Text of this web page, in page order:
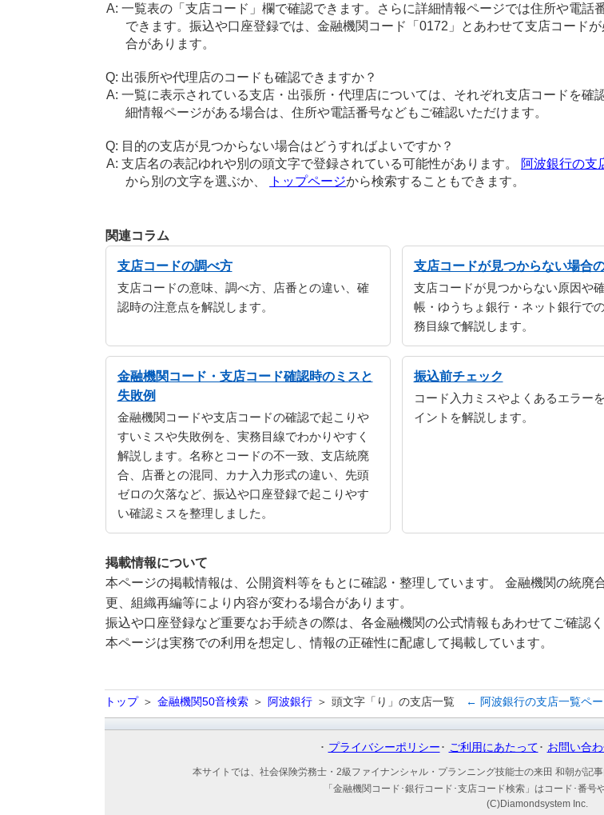
一覧表の「支店コード」欄で確認できます。さらに詳細情報ページでは住所や電話
できます。振込や口座登録では、金融機関コード「0172」とあわせて支店コード
合があります。
出張所や代理店のコードも確認できますか？
一覧に表示されている支店・出張所・代理店については、それぞれ支店コードを確
細情報ページがある場合は、住所や電話番号などもご確認いただけます。
目的の支店が見つからない場合はどうすればよいですか？
支店名の表記ゆれや別の頭文字で登録されている可能性があります。
阿波銀行の支
から別の文字を選ぶか、
トップページから検索することもできます。
関連コラム
支店コードの調べ方
支店コードの意味、調べ方、店番との違い、確
認時の注意点を解説します。
支店コードが見つからない場合
支店コードが見つからない原因や
帳・ゆうちょ銀行・ネット銀行で
務目線で解説します。
金融機関コード・支店コード確認時のミスと
失敗例
金融機関コードや支店コードの確認で起こりや
すいミスや失敗例を、実務目線でわかりやすく
解説します。名称とコードの不一致、支店統廃
合、店番との混同、カナ入力形式の違い、先頭
ゼロの欠落など、振込や口座登録で起こりやす
い確認ミスを整理しました。
振込前チェック
コード入力ミスやよくあるエラー
イントを解説します。
掲載情報について
本ページの掲載情報は、公開資料等をもとに確認・整理しています。 金融機関の統廃
更、組織再編等により内容が変わる場合があります。
振込や口座登録など重要なお手続きの際は、各金融機関の公式情報もあわせてご確認く
本ページは実務での利用を想定し、情報の正確性に配慮して掲載しています。
トップ 金融機関50音検索 阿波銀行 頭文字「り」の支店一覧 ← 阿波銀行の支店一覧ペ
プライバシーポリシー ご利用にあたって お問い合
本サイトでは、社会保険労務士・2級ファイナンシャル・プランニング技能士の来田 和朝が記事
「金融機関コード･銀行コード･支店コード検索」はコード･番号
(C)Diamondsystem Inc.